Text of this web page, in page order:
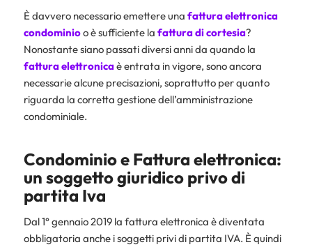
È davvero necessario emettere una fattura elettronica
condominioo è sufficiente la fattura di cortesia?
Nonostante siano passati diversi anni da quando la
fattura elettronicaè entrata in vigore, sono ancora
necessarie alcune precisazioni, soprattutto per quanto
riguarda la corretta gestione dell’amministrazione
condominiale.
Condominio e Fattura elettronica:
un soggetto giuridico privo di
partita Iva
Dal 1° gennaio 2019 la fattura elettronica è diventata
obbligatoria anche i soggetti privi di partita IVA. È quindi